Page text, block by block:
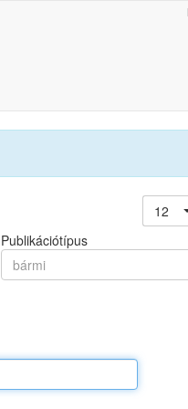
12
Publikációtípus
bármi